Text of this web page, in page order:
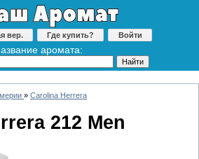
вер. Где купить? Войти
аромата:
» Carolina Herrera
212 Men